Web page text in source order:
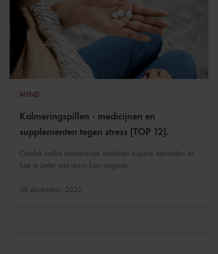
MIND
Kalmeringspillen - medicijnen en
supplementen tegen stress [TOP 12].
Ontdek welke kalmerende middelen experts aanraden en
hoe je beter met stress kunt omgaan.
Bijgewerkt:
08 december, 2022